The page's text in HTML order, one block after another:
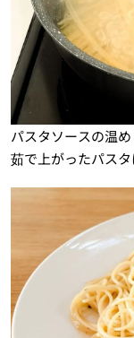
パスタソースの温
茹で上がったパス